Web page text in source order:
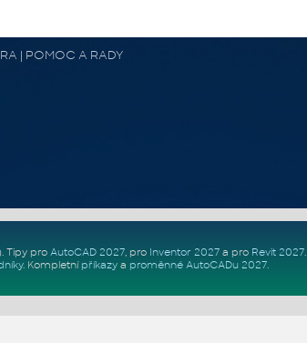
| POMOC A RADY
. Tipy pro AutoCAD 2027, pro Inventor 2027a pro Revit 2027.
. Kompletní příkazya proměnné AutoCADu 2027.